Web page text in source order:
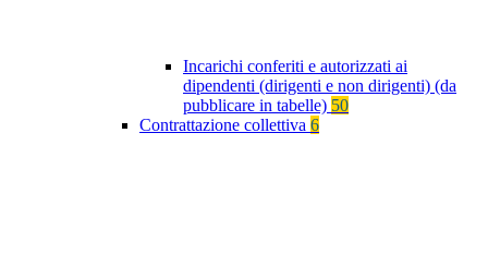
Incarichi conferiti e autorizzati ai
dipendenti (dirigenti e non dirigenti) (da
pubblicare in tabelle) 50
Contrattazione collettiva 6